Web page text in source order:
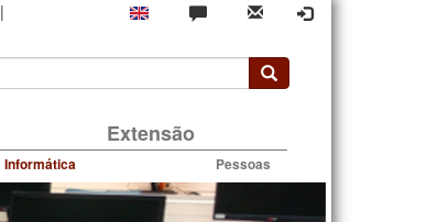
|
Extensão
Informática Pessoas